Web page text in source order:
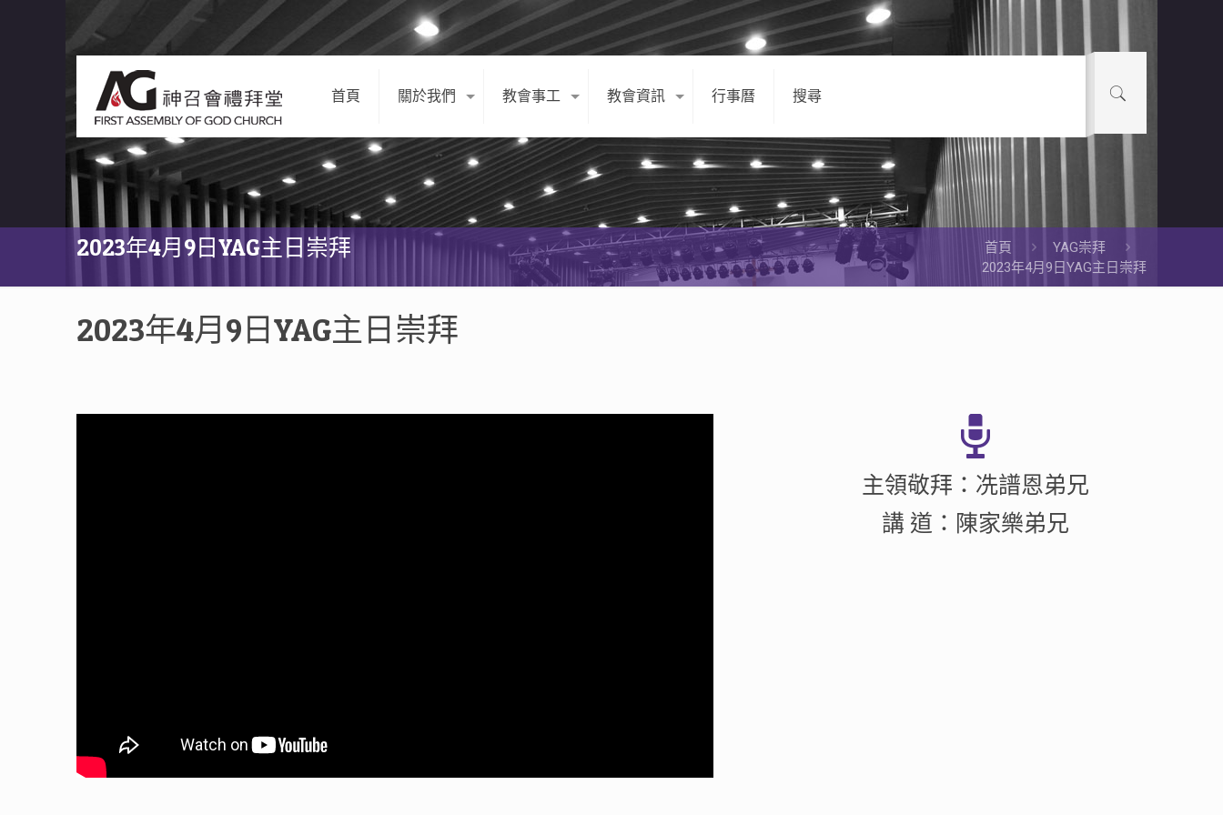
首頁 關於我們 教會事工 教會資訊 行事曆 搜尋
2023年4月9日YAG主日崇拜 首頁
YAG崇拜
2023年4月9日YAG主日崇拜
2023年4月9日YAG主日崇拜
主領敬拜：冼譜恩弟兄
講 道：陳家樂弟兄